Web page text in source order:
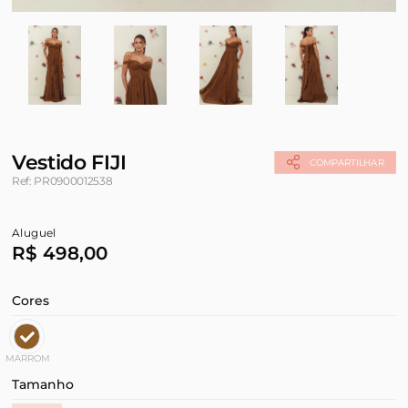
COMPARTILHAR
Vestido FIJI
Ref: PR0900012538
Aluguel
R$ 498,00
Cores
MARROM
Tamanho